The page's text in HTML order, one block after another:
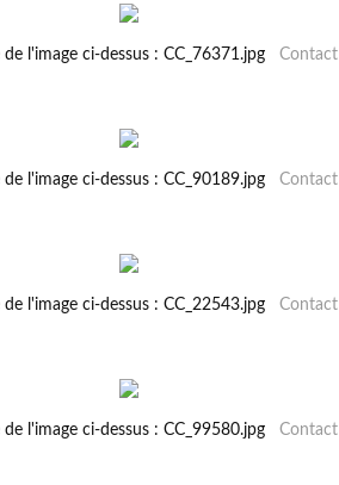
de l'image ci-dessus : CC_76371.jpg Contact
de l'image ci-dessus : CC_90189.jpg Contact
de l'image ci-dessus : CC_22543.jpg Contact
de l'image ci-dessus : CC_99580.jpg Contact